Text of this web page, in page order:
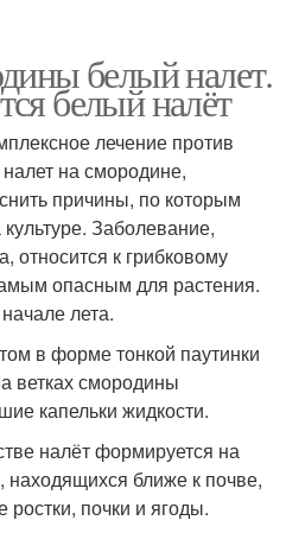
белый налет.
белый налёт
лечение против
на смородине,
причины, по которым
Заболевание,
относится к грибковому
опасным для растения.
лета.
в форме тонкой паутинки
ветках смородины
капельки жидкости.
налёт формируется на
находящихся ближе к почве,
ростки, почки и ягоды.